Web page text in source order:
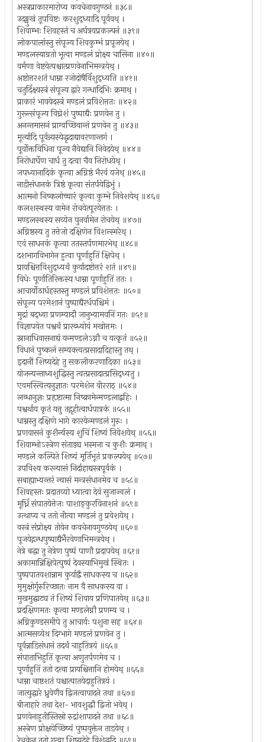
अस्त्रप्राकारमारोप्य कवचेनावगुण्ठनं ॥३८॥
उदङ्मुखं तूपविष्टः करशुद्ध्यादि पूर्ववथ् ।
शिवाम्भः शिवहस्तं च अर्घत्रयप्रकल्पनं ॥३९॥
लोकपालांस्तु संपूज्य शिवकुम्भं प्रपूजयेथ् ।
मण्डलस्याग्रतो भूत्वा मण्डलं प्रोक्ष्य चासिना ॥४०॥
वर्मणा वेष्टयेत्पश्चात्प्रणवेनाभिमन्त्रयेथ् ।
अष्टोत्तरशतं धाम्ना रजोदोषैर्विशुद्ध्यति ॥४१॥
चतुर्दिक्ष्वस्त्रं संपूज्य द्वारे गन्धादिभिः क्रमाथ् ।
प्राकारं भावयेदस्त्रं मण्डलं प्रविशेत्ततः ॥४२॥
गुरून्संपूज्य विघ्नेशं पुष्पाद्यैः प्रणवेन तु ।
अनन्तमासनं प्राग्वच्छिवान्तं प्रणवेन तु ॥४३॥
मूर्त्यादि पूर्वन्न्यस्येद्धृदाद्यावरणान्तगं ।
पूर्वोक्तविधिना पूज्य नैवेद्यानि निवेदयेथ् ॥४४॥
निरोधार्घेण चार्धं तु दत्वा चैव निरोधयेथ् ।
जपध्यानादिकं कृत्वा अग्निष्ठं भैरवं यजेथ् ॥४५॥
नाडीसंधानकं त्रिष्ठं कृत्वा संतर्पयेद्विभुं ।
आत्मनो निष्कलोच्चारं कृत्वा कुम्भे निवेशयेथ् ॥४६॥
कलशस्थस्य वामेन रोचयेत्पूरयेत्ततः ।
मण्डलस्थस्य सव्येन पुनर्वामेन रोचयेथ् ॥४७॥
अग्निष्ठस्य तु तत्तेजो दक्षिणेन विशन्स्मरेथ् ।
एवं साधनकं कृत्वा ततस्तर्पणमारभेथ् ॥४८॥
दशभागविभागेन हुत्वा पूर्णाहुतिं क्षिपेथ् ।
प्रायश्चित्तविशुद्ध्यर्थं कुर्यादष्टोत्तरं शतं ॥४९॥
विधेः पूर्णातिरिक्तस्य धाम्ना पूर्णाहुतिं ततः ।
आचार्योठार्धहस्तस्तु मण्डलं प्रविशेत्ततः ॥५०॥
संपूज्य परमेशानं पुष्पाद्यैरर्धपश्चिमं ।
मुद्रां बद्ध्वा प्रणम्यादौ जानुभ्यामवनिं गतः ॥५१॥
विज्ञापयेत पश्वर्थं प्रारब्ध्योयं मखोत्तमः ।
स्नानाधिवासनाद्यं यन्मण्डलेऽग्नौ च यत्कृतं ॥५२॥
विधानं पुष्कलं सम्यक्त्वत्प्रसादादिहास्तु तथ् ।
इदानीं शिष्यदेहे तु सकलीकरणादिका ॥५३॥
योजन्यन्ताध्वशुद्धिस्तु त्वत्प्रसादात्प्रसिद्ध्यतु ।
एवमस्त्वित्यनुज्ञातः परमेशेन वीरराठ् ॥५४॥
लब्धानुज्ञः प्रहृष्टात्मा निष्क्रामेन्मण्डलाद्बहिः ।
पश्वर्थाय कृतं यत्तु तद्गृहीत्वार्धपात्रकं ॥५५॥
धाम्नस्तु दक्षिणे भागे कारयेन्मण्डलं गुरुः ।
प्रणवासनं कुशैर्न्यस्य शुचिं शिष्यं निवेशयेथ् ॥५६॥
शिवाम्भोऽस्त्रेण संताड्य भस्मना च कुशैः क्रमाथ् ।
मण्डले कल्पिते शिष्यं मूर्तिभूतं प्रकल्पयेथ् ॥५७॥
उपविश्य करन्यासं निर्दाहाद्यस्त्रपूर्वकं ।
सबाह्याभ्यन्तरं न्यासं मन्त्रसंधानमेव च ॥५८॥
शिवहस्तः प्रदातव्यो ध्यात्वा देवं सुजाज्वलं ।
मूर्ध्नि संपातयेत्तेजः पाशाङ्कुरविनाशनं ॥५९॥
उत्थाप्य च ततो नीत्वा मण्डलं तु प्रवेशयेथ् ।
वस्त्रं संप्रोक्ष्य तोयेन कवचेनावगुण्ठयेथ् ॥६०॥
पूजयेद्गन्धपुष्पाद्यैर्भैरवेणाभिमन्त्रयेथ् ।
नेत्रे बद्धा तु नेत्रेण पुष्पं पाणौ प्रदापयेथ् ॥६१॥
अकामान्निक्षिपेत्पुष्पं देवस्याभिमुखं स्थितः ।
पुष्पपातवशान्नाम कुर्याद्वै साधकस्य च ॥६२॥
मुमुक्षोर्गुरुरिच्छातः नाम वै साधकस्य वा ।
मुखमुद्घाट्य तं शिष्यं शिवाय प्रणिपातयेथ् ॥६३॥
प्रदक्षिणमतः कृत्वा मण्डलेग्नौ प्रणम्य च ।
अग्निकुण्डसमीपे तु आचार्यः पशुना सह ॥६४॥
आत्मसव्येथ दिग्भागे मण्डलं प्रणवेन तु ।
पूर्वन्नाडिसंधानं तदर्थं चाहुतित्रयं ॥६५॥
संपाताभिहुतिं कृत्वा अणुतर्पणमेव च ।
पूर्णाहुतिं ततो दत्त्वा प्रायश्चित्तानि होमयेथ् ॥६६॥
धाम्ना चाष्टशतं पश्चात्पातयेदाहुतित्रयं ।
जात्युद्धारे ध्रुवेणैव द्विजत्वापादने तथा ॥६७॥
बीजाहारे तथा देश- भावशुद्धौ द्विजो भवेथ् ।
प्रणवेनाहुतीस्तिस्रो रुद्रांशापादने तथा ॥६८॥
अस्त्रेण प्रोक्षयेच्छिष्यं पुष्पयुक्तेन ताडयेथ् ।